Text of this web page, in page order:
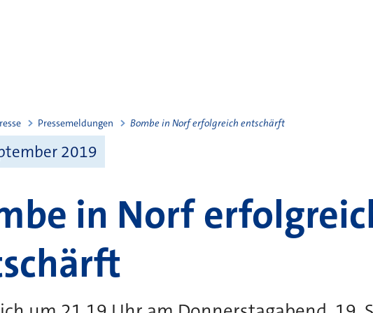
Pressemeldungen Bombe in Norf erfolgreich entschärft
2019
in Norf